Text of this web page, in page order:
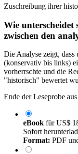
Zuschreibung ihrer
Wie unterscheidet
zwischen den
Die Analyse zeigt, dass
(konservativ bis links)
vorherrschte und die
"historisch" bewertet
Ende der Leseprobe
eBook fürUS$
Sofort
Format: PDF